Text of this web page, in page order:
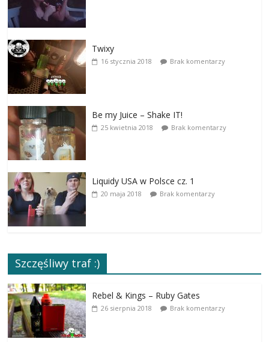
Twixy
16 stycznia 2018 Brak komentarzy
Be my Juice – Shake IT!
25 kwietnia 2018 Brak komentarzy
Liquidy USA w Polsce cz. 1
20 maja 2018 Brak komentarzy
Szczęśliwy traf :)
Rebel & Kings – Ruby Gates
26 sierpnia 2018 Brak komentarzy